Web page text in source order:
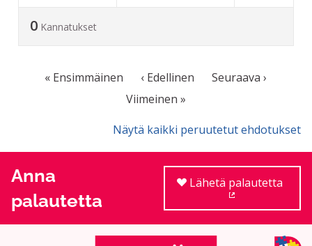
0 Kannatukset
« Ensimmäinen ‹ Edellinen
Seuraava ›
Viimeinen »
Näytä kaikki peruutetut ehdotukset
Anna
palautetta
Lähetä palautetta